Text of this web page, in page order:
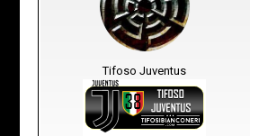
Tifoso Juventus